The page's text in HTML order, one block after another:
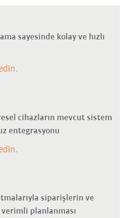
sayesinde kolay ve hızlı
cihazların mevcut sistem
entegrasyonu
siparişlerin ve
verimli planlanması